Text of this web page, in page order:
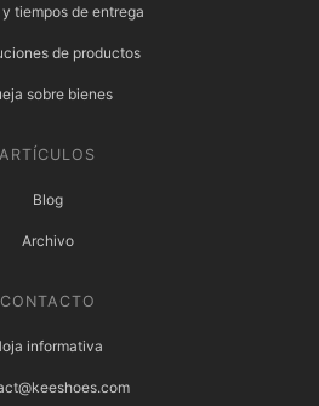
tiempos de entrega
de productos
sobre bienes
ARTÍCULOS
Blog
Archivo
CONTACTO
informativa